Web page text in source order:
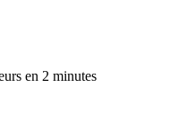
en 2 minutes